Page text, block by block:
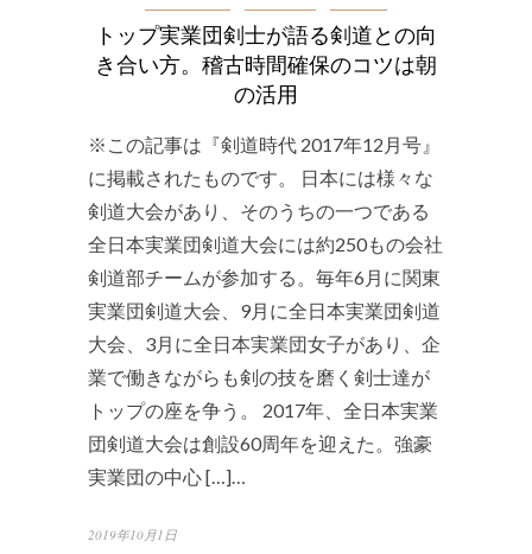
トップ実業団剣士が語る剣道との向
き合い方。稽古時間確保のコツは朝
の活用
※この記事は『剣道時代 2017年12月号』
に掲載されたものです。 日本には様々な
剣道大会があり、そのうちの一つである
全日本実業団剣道大会には約250もの会社
剣道部チームが参加する。毎年6月に関東
実業団剣道大会、9月に全日本実業団剣道
大会、3月に全日本実業団女子があり、企
業で働きながらも剣の技を磨く剣士達が
トップの座を争う。 2017年、全日本実業
団剣道大会は創設60周年を迎えた。強豪
実業団の中心 […]…
2019年10月1日